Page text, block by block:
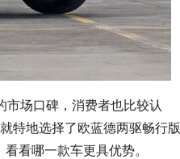
场口碑，消费者也比较认
特地选择了欧蓝德两驱畅行版
看哪一款车更具优势。